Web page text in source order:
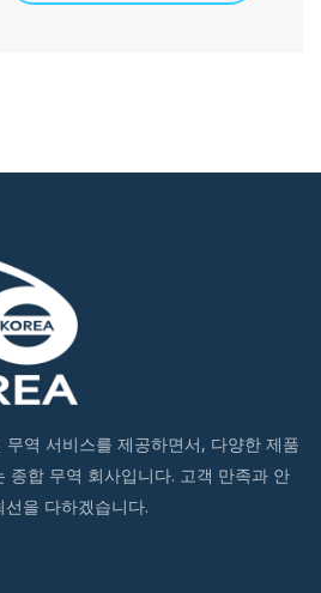
역 서비스를 제공하면서, 다양한 제품
종합 무역 회사입니다. 고객 만족과 안
을 다하겠습니다.